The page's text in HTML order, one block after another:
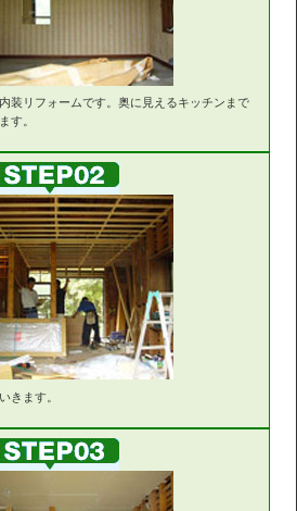
装リフォームです。奥に見えるキッチンまで
す。
きます。